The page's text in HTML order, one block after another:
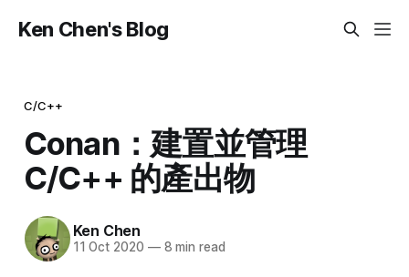
Ken Chen's Blog
C/C++
Conan：建置並管理
C/C++ 的產出物
Ken Chen
11 Oct 2020 —8 min read